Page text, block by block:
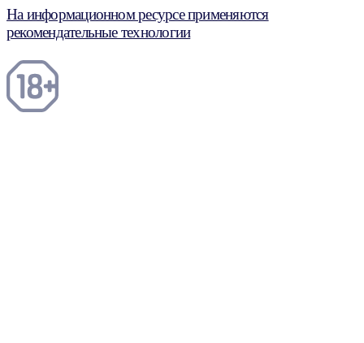
На информационном ресурсе применяются
рекомендательные технологии